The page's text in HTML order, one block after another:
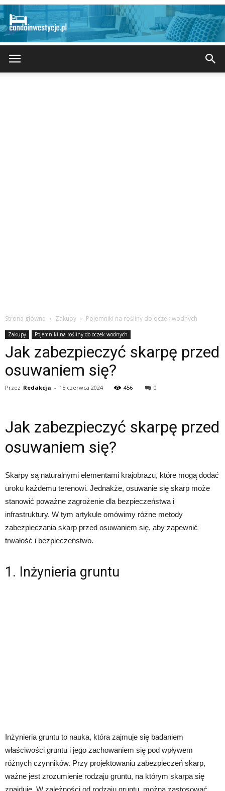
Strona główna Zakupy Pojemniki na rośliny do oczek wodnych
Zakupy Pojemniki na rośliny do oczek wodnych
Jak zabezpieczyć skarpę przed
osuwaniem się?
Przez Redakcja - 15 czerwca 2024 456 0
Jak zabezpieczyć skarpę przed
osuwaniem się?
Skarpy są naturalnymi elementami krajobrazu, które mogą dodać
uroku każdemu terenowi. Jednakże, osuwanie się skarp może
stanowić poważne zagrożenie dla bezpieczeństwa i
infrastruktury. W tym artykule omówimy różne metody
zabezpieczania skarp przed osuwaniem się, aby zapewnić
trwałość i bezpieczeństwo.
1. Inżynieria gruntu
Inżynieria gruntu to nauka, która zajmuje się badaniem
właściwości gruntu i jego zachowaniem się pod wpływem
różnych czynników. Przy projektowaniu zabezpieczeń skarp,
ważne jest zrozumienie rodzaju gruntu, na którym skarpa się
znajduje. W zależności od rodzaju gruntu, można zastosować